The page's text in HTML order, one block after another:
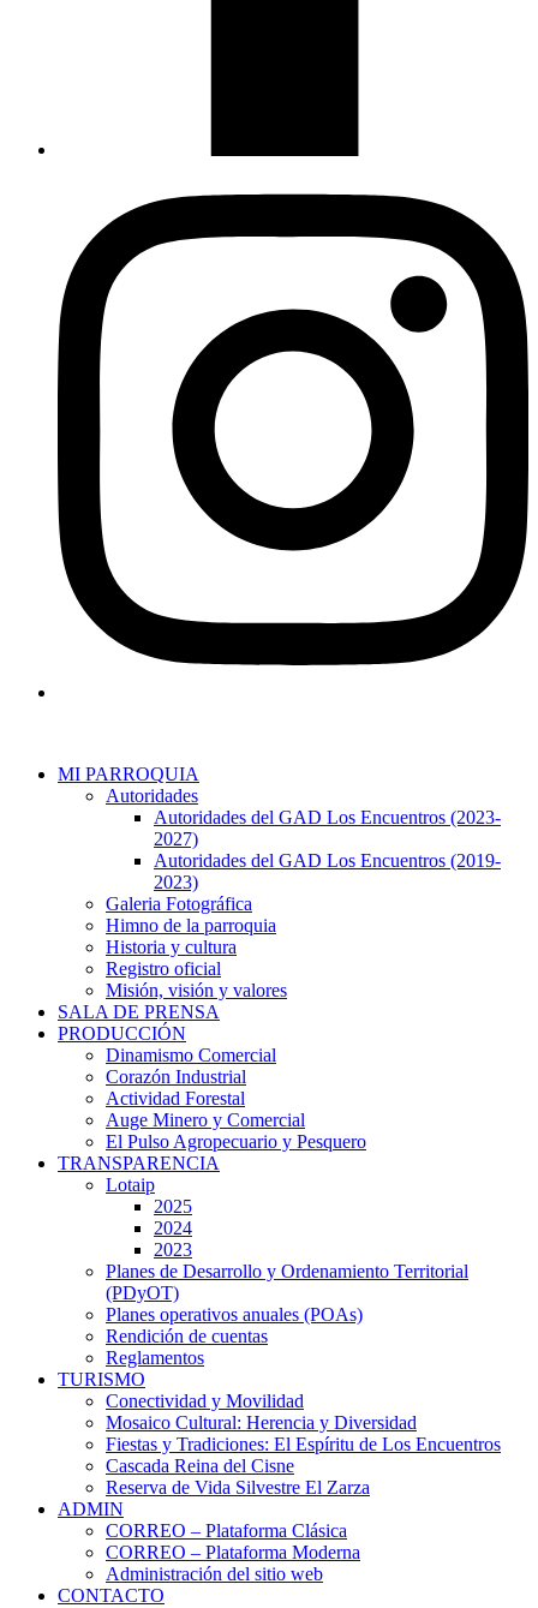
MI PARROQUIA
Autoridades
Autoridades del GAD Los Encuentros (2023-
2027)
Autoridades del GAD Los Encuentros (2019-
2023)
Galeria Fotográfica
Himno de la parroquia
Historia y cultura
Registro oficial
Misión, visión y valores
SALA DE PRENSA
PRODUCCIÓN
Dinamismo Comercial
Corazón Industrial
Actividad Forestal
Auge Minero y Comercial
El Pulso Agropecuario y Pesquero
TRANSPARENCIA
Lotaip
2025
2024
2023
Planes de Desarrollo y Ordenamiento Territorial
(PDyOT)
Planes operativos anuales (POAs)
Rendición de cuentas
Reglamentos
TURISMO
Conectividad y Movilidad
Mosaico Cultural: Herencia y Diversidad
Fiestas y Tradiciones: El Espíritu de Los Encuentros
Cascada Reina del Cisne
Reserva de Vida Silvestre El Zarza
ADMIN
CORREO – Plataforma Clásica
CORREO – Plataforma Moderna
Administración del sitio web
CONTACTO